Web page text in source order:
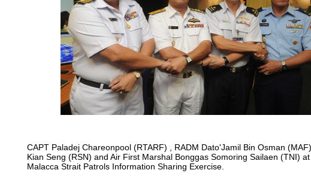
CAPT Paladej Chareonpool (RTARF) , RADM Dato'Jamil Bin Osman
Kian Seng (RSN) and Air First Marshal Bonggas Somoring Sailaen (TNI)
Malacca Strait Patrols Information Sharing Exercise.